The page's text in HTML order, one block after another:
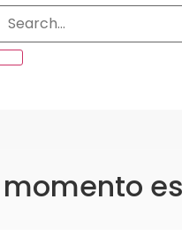
momento